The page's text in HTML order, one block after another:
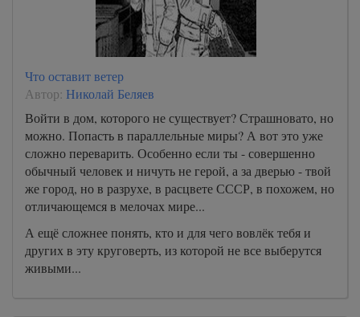
Что оставит ветер
Автор: Николай Беляев
Войти в дом, которого не существует? Страшновато, но
можно. Попасть в параллельные миры? А вот это уже
сложно переварить. Особенно если ты - совершенно
обычный человек и ничуть не герой, а за дверью - твой
же город, но в разрухе, в расцвете СССР, в похожем, но
отличающемся в мелочах мире...
А ещё сложнее понять, кто и для чего вовлёк тебя и
других в эту круговерть, из которой не все выберутся
живыми...